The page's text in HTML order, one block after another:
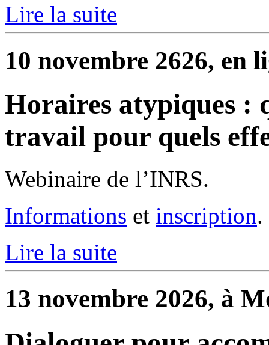
Lire la suite
10 novembre 2626, en
Horaires atypiques :
travail pour quels
Webinaire de l’INRS.
Informations et inscription.
Lire la suite
13 novembre 2026, à